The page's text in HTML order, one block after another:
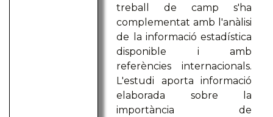
treball de camp s'ha
complementat amb l'anàlisi
de la informació estadística
disponible i amb
referències internacionals.
L'estudi aporta informació
elaborada sobre la
importància de